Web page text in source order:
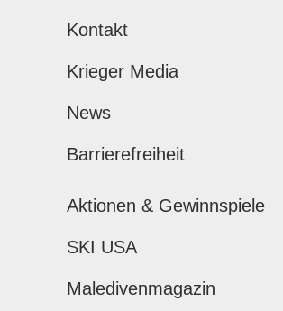
Kontakt
Krieger Media
News
Barrierefreiheit
Aktionen & Gewinnspiele
SKI USA
Maledivenmagazin